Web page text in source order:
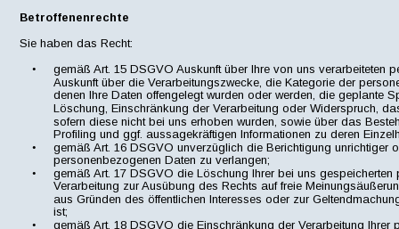
Betroffenenrechte
Sie haben das Recht:
•
gemäß Art. 15 DSGVO Auskunft über Ihre von uns
Auskunft über die Verarbeitungszwecke, die Kategorie der
denen Ihre Daten offengelegt wurden oder werden, die geplante
Löschung, Einschränkung der Verarbeitung oder Widerspruch,
sofern diese nicht bei uns erhoben wurden, sowie über das
Profiling und ggf. aussagekräftigen Informationen zu deren
•
gemäß Art. 16 DSGVO unverzüglich die Berichtigung unrichtiger
personenbezogenen Daten zu verlangen;
•
gemäß Art. 17 DSGVO die Löschung Ihrer bei uns
Verarbeitung zur Ausübung des Rechts auf freie
aus Gründen des öffentlichen Interesses oder zur
ist;
•
gemäß Art. 18 DSGVO die Einschränkung der Verarbeitung